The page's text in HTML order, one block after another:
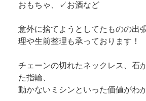
おもちゃ、✓お酒など
意外に捨てようとしてたものの出
理や生前整理も承っております！
チェーンの切れたネックレス、石
た指輪、
動かないミシンといった価値がわ